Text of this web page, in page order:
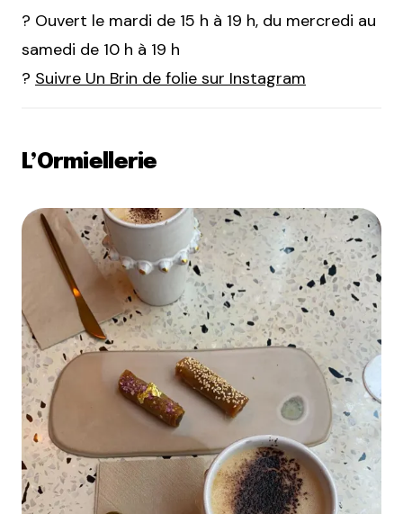
? Ouvert le mardi de 15 h à 19 h, du mercredi au
samedi de 10 h à 19 h
? Suivre Un Brin de folie sur Instagram
L’Ormiellerie